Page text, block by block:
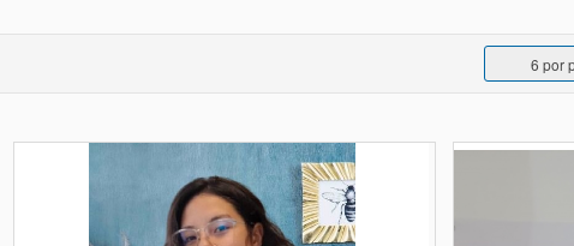
6 por